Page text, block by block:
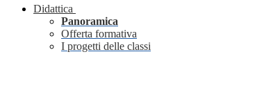
Didattica
Panoramica
Offerta formativa
I progetti delle classi